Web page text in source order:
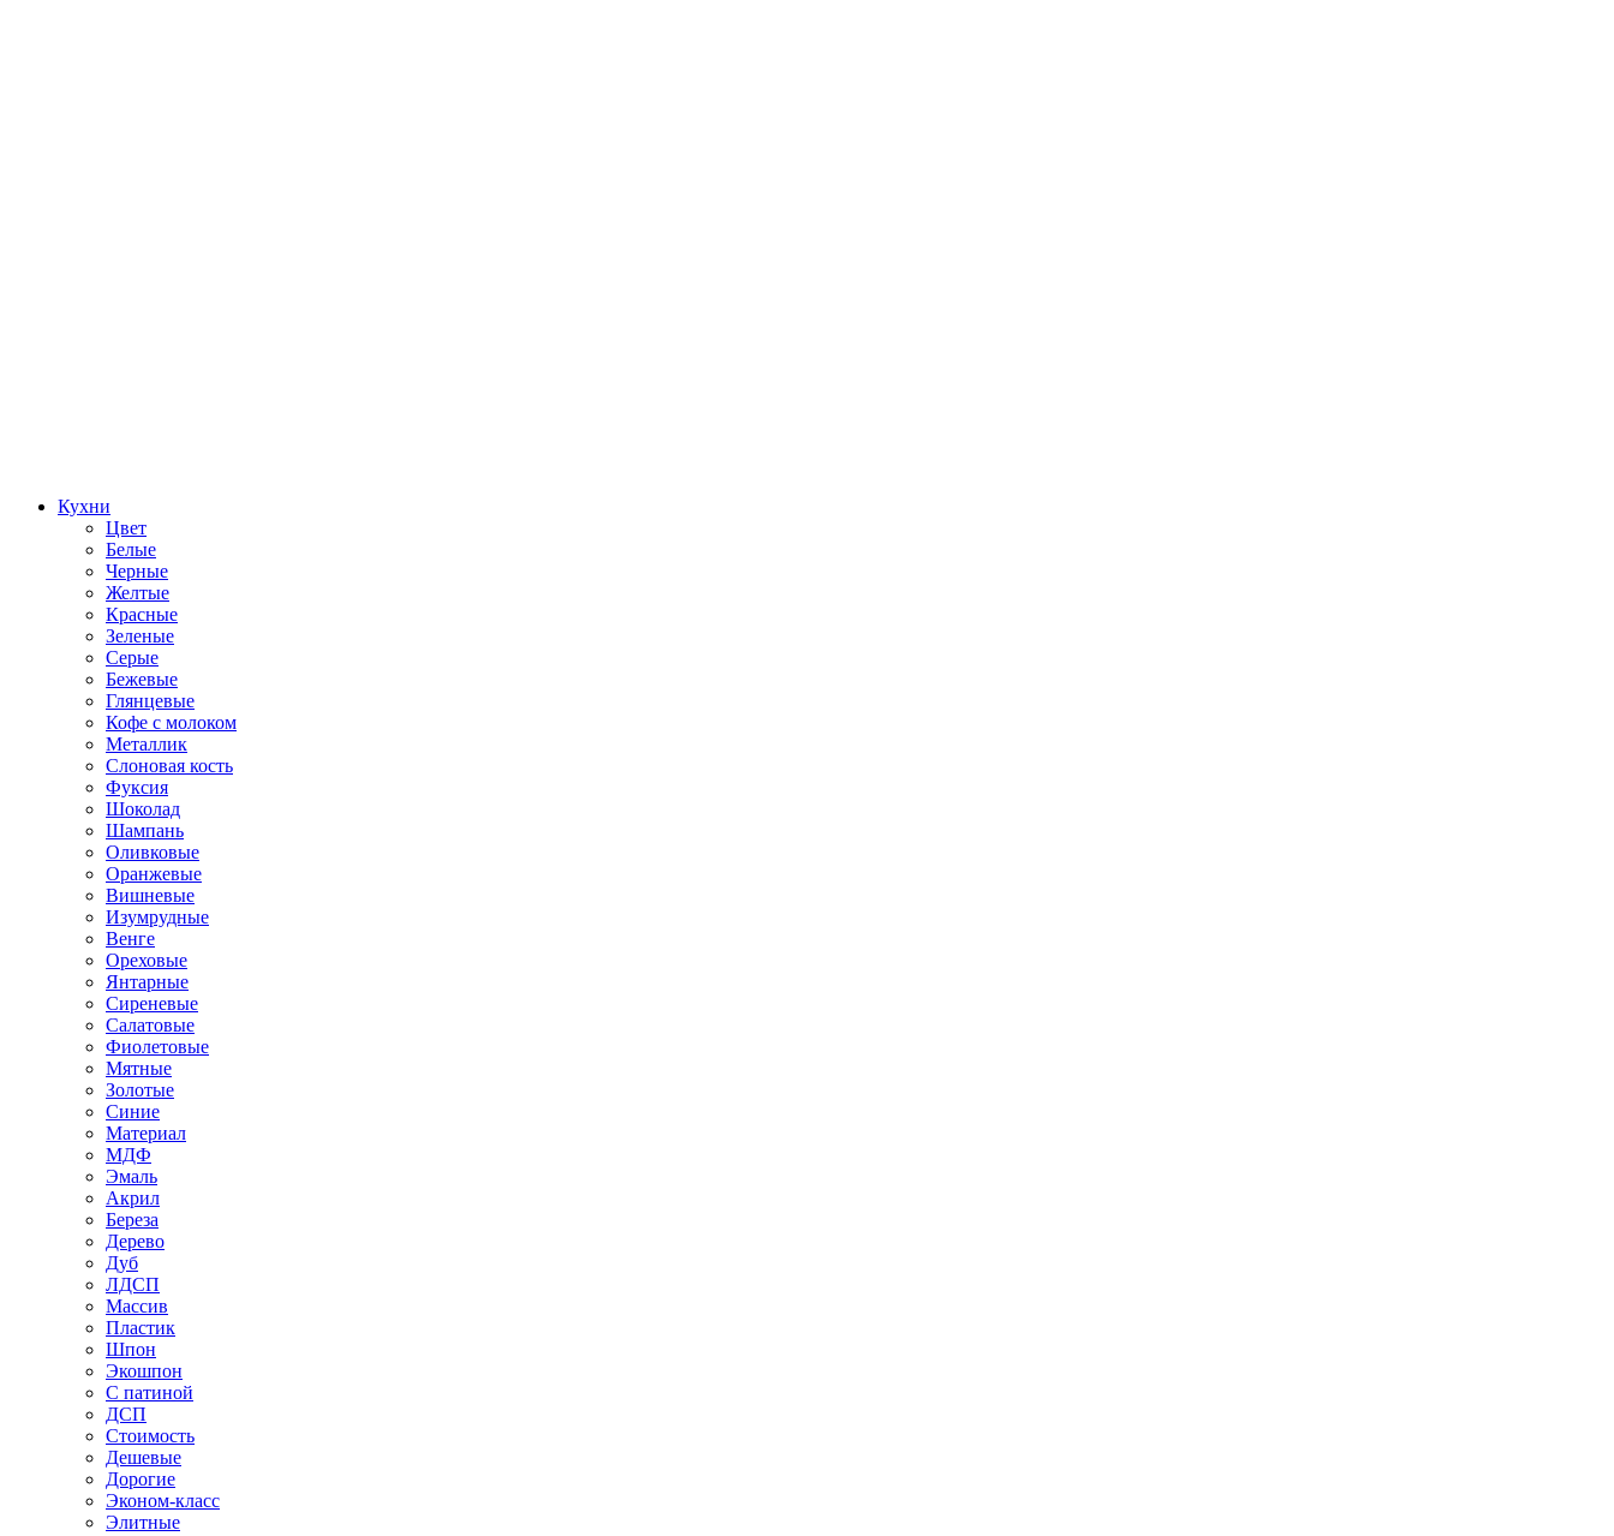
Кухни
Цвет
Белые
Черные
Желтые
Красные
Зеленые
Серые
Бежевые
Глянцевые
Кофе с молоком
Металлик
Слоновая кость
Фуксия
Шоколад
Шампань
Оливковые
Оранжевые
Вишневые
Изумрудные
Венге
Ореховые
Янтарные
Сиреневые
Салатовые
Фиолетовые
Мятные
Золотые
Синие
Материал
МДФ
Эмаль
Акрил
Береза
Дерево
Дуб
ЛДСП
Массив
Пластик
Шпон
Экошпон
С патиной
ДСП
Стоимость
Дешевые
Дорогие
Эконом-класс
Элитные